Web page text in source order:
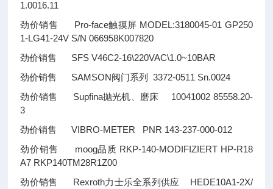
1.0016.11
劲价销售 Pro-face触摸屏 MODEL:3180045-01 GP250
1-LG41-24V S/N 066958K007820
劲价销售 SFS V46C2-16\220VAC\1.0~10BAR
劲价销售 SAMSON阀门系列 3372-0511 Sn.0024
劲价销售 Supfina抛光机、磨床 10041002 85558.20-
3
劲价销售 VIBRO-METER PNR 143-237-000-012
劲价销售 moog品质 RKP-140-MODIFIZIERT HP-R18
A7 RKP140TM28R1Z00
劲价销售 Rexroth力士乐全系列供应 HEDE10A1-2X/